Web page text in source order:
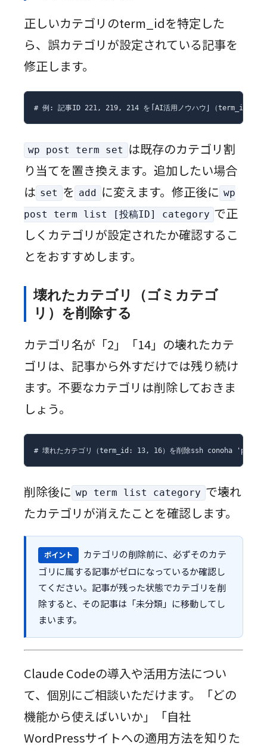
正しいカテゴリのterm_idを特定した
ら、誤カテゴリが設定されている記事を
修正します。
# 例: 記事ID 221, 219, 214 を「AI活用ノウハウ」（
wp post term set は既存のカテゴリ割
り当てを置き換えます。追加したい場合
は set を add に変えます。修正後に wp
post term list [投稿ID] category で正
しくカテゴリが設定されたか確認するこ
とをおすすめします。
壊れたカテゴリ（ゴミカテゴ
リ）を削除する
カテゴリ名が「2」「14」の壊れたカテ
ゴリは、記事から外すだけでは残り続け
ます。不要なカテゴリは削除しておきま
しょう。
# 壊れたカテゴリ（term_id: 13, 16）を削除ssh conoha
削除後に wp term list category で壊れ
たカテゴリが消えたことを確認します。
ポイント
カテゴリの削除前に、必ずそのカテ
ゴリに属する記事がゼロになっているか確認し
てください。記事が残った状態でカテゴリを削
除すると、その記事は「未分類」に移動してし
まいます。
Claude Codeの導入や活用方法につい
て、個別にご相談いただけます。「どの
機能から使えばいいか」「自社
WordPressサイトへの適用方法を知りた